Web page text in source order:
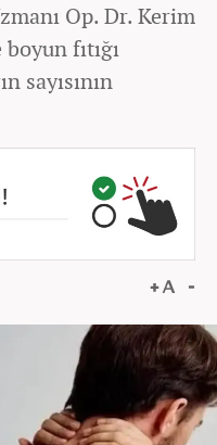
Op. Dr. Kerim
fıtığı
sayısının